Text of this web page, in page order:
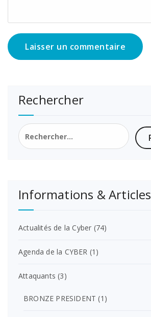
Rechercher
Rechercher :
Informations & Articles
Actualités de la Cyber (74)
Agenda de la CYBER (1)
Attaquants (3)
BRONZE PRESIDENT (1)